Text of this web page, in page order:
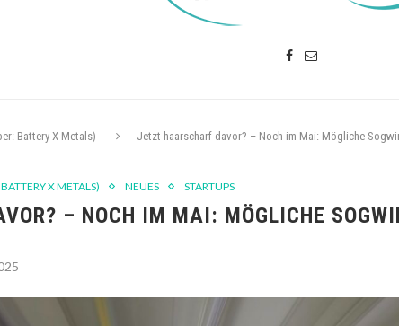
Battery X Metals) Jetzt haarscharf davor? – Noch im Mai: Mögliche
X METALS) NEUES STARTUPS
– NOCH IM MAI: MÖGLICHE